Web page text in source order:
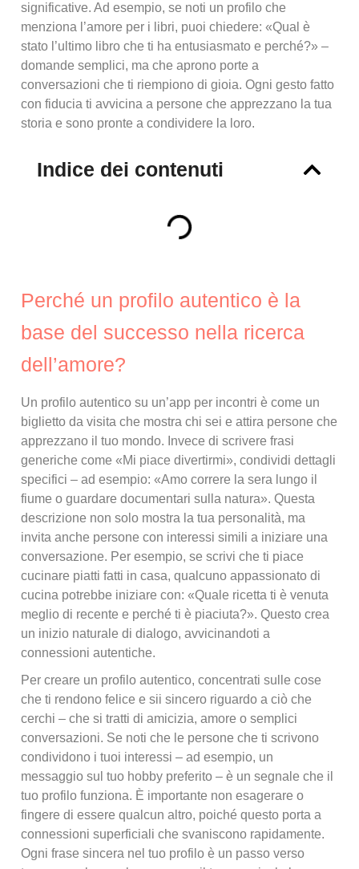
significative. Ad esempio, se noti un profilo che
menziona l’amore per i libri, puoi chiedere: «Qual è
stato l’ultimo libro che ti ha entusiasmato e perché?» –
domande semplici, ma che aprono porte a
conversazioni che ti riempiono di gioia. Ogni gesto fatto
con fiducia ti avvicina a persone che apprezzano la tua
storia e sono pronte a condividere la loro.
Indice dei contenuti
Perché un profilo autentico è la
base del successo nella ricerca
dell’amore?
Un profilo autentico su un’app per incontri è come un
biglietto da visita che mostra chi sei e attira persone che
apprezzano il tuo mondo. Invece di scrivere frasi
generiche come «Mi piace divertirmi», condividi dettagli
specifici – ad esempio: «Amo correre la sera lungo il
fiume o guardare documentari sulla natura». Questa
descrizione non solo mostra la tua personalità, ma
invita anche persone con interessi simili a iniziare una
conversazione. Per esempio, se scrivi che ti piace
cucinare piatti fatti in casa, qualcuno appassionato di
cucina potrebbe iniziare con: «Quale ricetta ti è venuta
meglio di recente e perché ti è piaciuta?». Questo crea
un inizio naturale di dialogo, avvicinandoti a
connessioni autentiche.
Per creare un profilo autentico, concentrati sulle cose
che ti rendono felice e sii sincero riguardo a ciò che
cerchi – che si tratti di amicizia, amore o semplici
conversazioni. Se noti che le persone che ti scrivono
condividono i tuoi interessi – ad esempio, un
messaggio sul tuo hobby preferito – è un segnale che il
tuo profilo funziona. È importante non esagerare o
fingere di essere qualcun altro, poiché questo porta a
connessioni superficiali che svaniscono rapidamente.
Ogni frase sincera nel tuo profilo è un passo verso